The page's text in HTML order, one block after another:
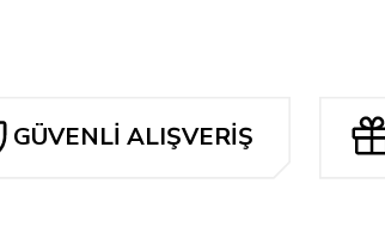
GÜVENLİ ALIŞVERİŞ